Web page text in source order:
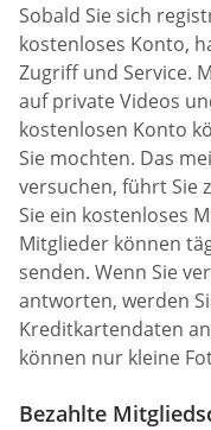
Sobald Sie sich
kostenloses Konto,
Zugriff und Service.
auf private Videos
kostenlosen Konto
Sie mochten. Das
versuchen, führt Sie
Sie ein kostenloses
Mitglieder können
senden. Wenn Sie
antworten, werden
Kreditkartendaten
können nur kleine
Bezahlte